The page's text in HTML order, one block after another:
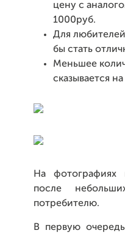
цену с
1000руб.
Для
бы стать
Меньшее
сказывается
На фотографиях
после
потребителю.
В первую